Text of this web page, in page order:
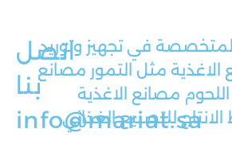
اتصل
بنا
info@mariat.sa
في تجهيز وتوريد
مثل التمور مصانع
مصانع الاغذية
للتصنيع الغذائي